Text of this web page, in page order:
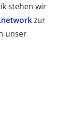
stehen wir
zur
unser